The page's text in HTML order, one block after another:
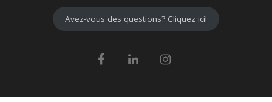
Avez-vous des questions? Cliquez ici!